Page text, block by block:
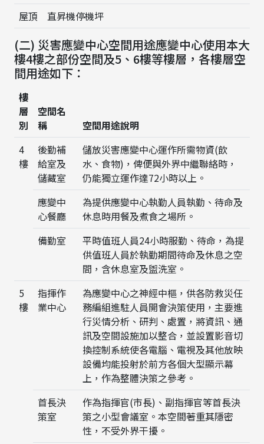
屋頂 直昇機停機坪
(二) 災害應變中心空間用途應變中心使用本大
樓4樓之部份空間及5、6樓等樓層，各樓層空
間用途如下：
樓
層
別
空間名
稱
空間用途說明
4
樓
後勤補
給室及
儲藏室
儲放災害應變中心運作所需物資(飲
水、食物)，俾便與外界中繼聯絡時，
仍能獨立運作達72小時以上。
應變中
心餐廳
為提供應變中心執勤人員執勤、待命及
休息時用餐及煮食之場所。
備勤室
平時值班人員24小時服勤、待命，為提
供值班人員於執勤期間待命及休息之空
間，含休息室及盥洗室。
5
樓
指揮作
業中心
為應變中心之神經中樞，供各防救災任
務編組進駐人員開會決策使用，主要進
行災情分析、研判、處置，將資訊、通
訊及空間設施加以整合，並設置影音切
換控制系統使各電腦、電視及其他放映
設備均能投射於前方各個大型顯示幕
上，作為整體決策之參考。
首長決
策室
作為指揮官(市長)、副指揮官等首長決
策之小型會議室。本空間著重其隱密
性，不受外界干擾。